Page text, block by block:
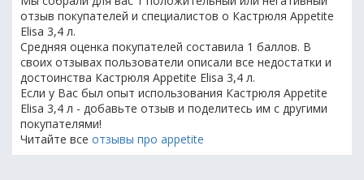
отзыв покупателей и специалистов о Кастрюля Appetite
Elisa 3,4 л.
Средняя оценка покупателей составила 1 баллов. В
своих отзывах пользователи описали все недостатки и
достоинства Кастрюля Appetite Elisa 3,4 л.
Если у Вас был опыт использования Кастрюля Appetite
Elisa 3,4 л - добавьте отзыв и поделитесь им с другими
покупателями!
Читайте все отзывы про appetite